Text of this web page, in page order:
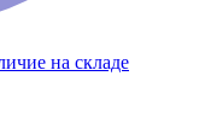
на складе